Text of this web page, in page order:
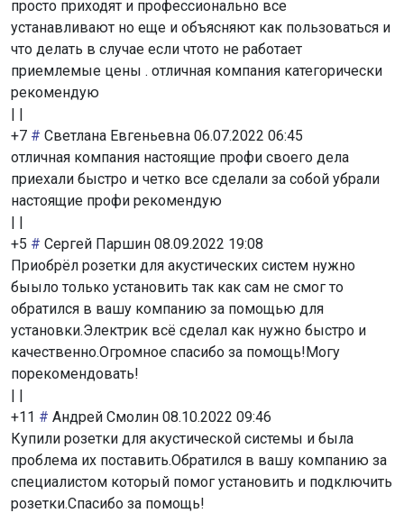
просто приходят и профессионально все
устанавливают но еще и объясняют как пользоваться и
что делать в случае если чтото не работает
приемлемые цены . отличная компания категорически
рекомендую
| |
+7 # Светлана Евгеньевна 06.07.2022 06:45
отличная компания настоящие профи своего дела
приехали быстро и четко все сделали за собой убрали
настоящие профи рекомендую
| |
+5 # Сергей Паршин 08.09.2022 19:08
Приобрёл розетки для акустических систем нужно
быыло только установить так как сам не смог то
обратился в вашу компанию за помощью для
установки.Электрик всё сделал как нужно быстро и
качественно.Огромное спасибо за помощь!Могу
порекомендовать!
| |
+11 # Андрей Смолин 08.10.2022 09:46
Купили розетки для акустической системы и была
проблема их поставить.Обратился в вашу компанию за
специалистом который помог установить и подключить
розетки.Спасибо за помощь!